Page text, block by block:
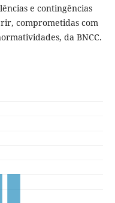
e contingências
comprometidas com
da BNCC.